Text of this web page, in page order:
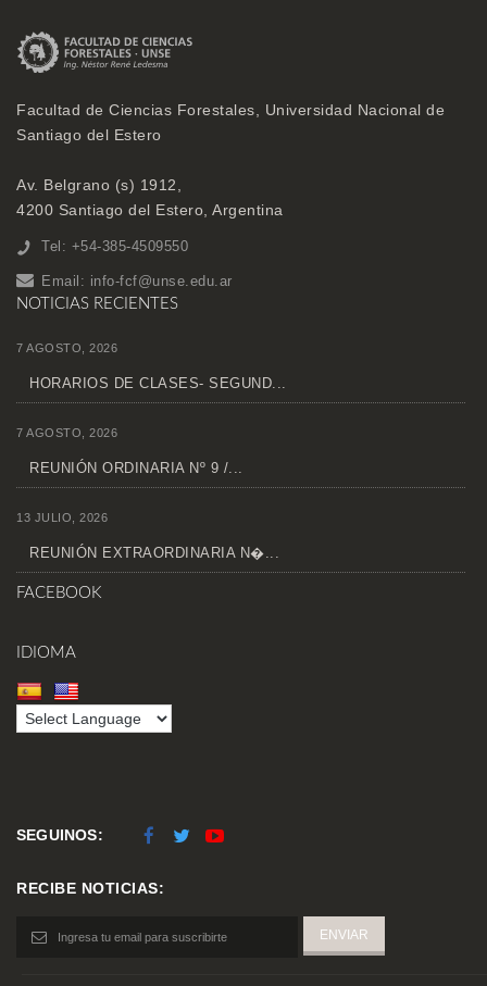
Facultad de Ciencias Forestales, Universidad Nacional de
Santiago del Estero
Av. Belgrano (s) 1912,
4200 Santiago del Estero, Argentina
Tel: +54-385-4509550
Email: info-fcf@unse.edu.ar
NOTICIAS RECIENTES
7 AGOSTO, 2026
HORARIOS DE CLASES- SEGUND...
7 AGOSTO, 2026
REUNIÓN ORDINARIA Nº 9 /...
13 JULIO, 2026
REUNIÓN EXTRAORDINARIA N�...
FACEBOOK
IDIOMA
SEGUINOS:
RECIBE NOTICIAS: